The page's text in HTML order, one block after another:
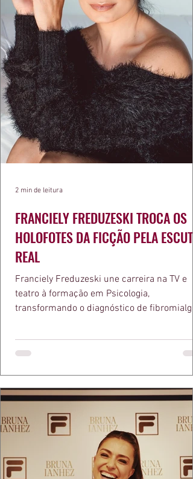
FRANCIELY FREDUZESKI TROCA OS
HOLOFOTES DA FICÇÃO PELA ESCUTA
REAL
Franciely Freduzeski une carreira na TV e
teatro à formação em Psicologia,
transformando o diagnóstico de fibromialgia
medalha Chiquinha Gonzaga.
2 min de leitura